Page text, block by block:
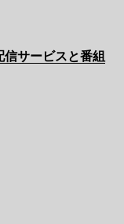
サービスと番組